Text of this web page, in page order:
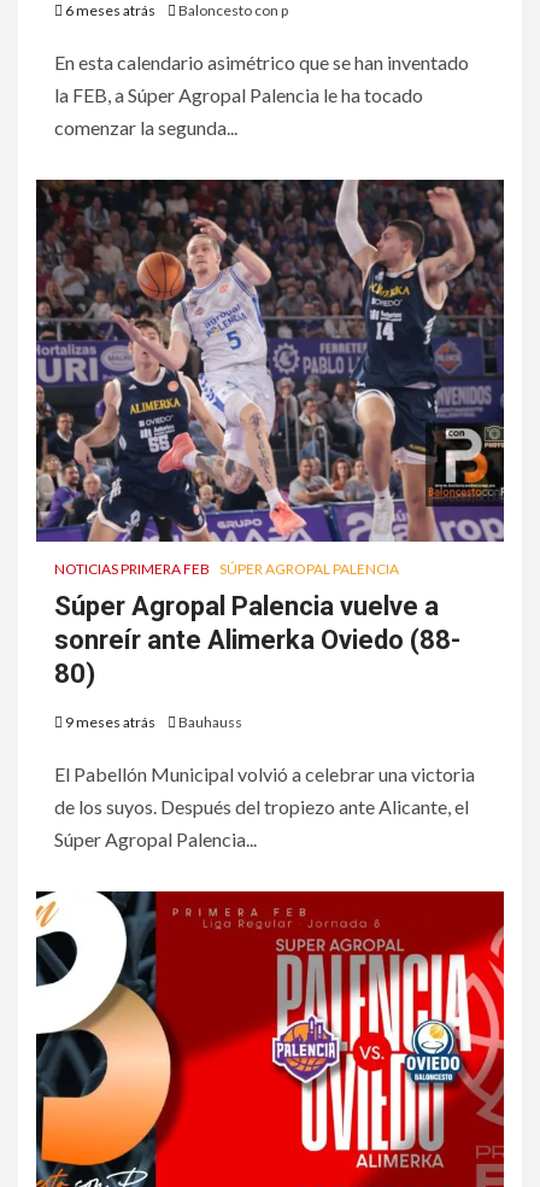
6 meses atrás Baloncesto con p
En esta calendario asimétrico que se han inventado
la FEB, a Súper Agropal Palencia le ha tocado
comenzar la segunda...
NOTICIAS PRIMERA FEB SÚPER AGROPAL PALENCIA
Súper Agropal Palencia vuelve a
sonreír ante Alimerka Oviedo (88-
80)
9 meses atrás Bauhauss
El Pabellón Municipal volvió a celebrar una victoria
de los suyos. Después del tropiezo ante Alicante, el
Súper Agropal Palencia...